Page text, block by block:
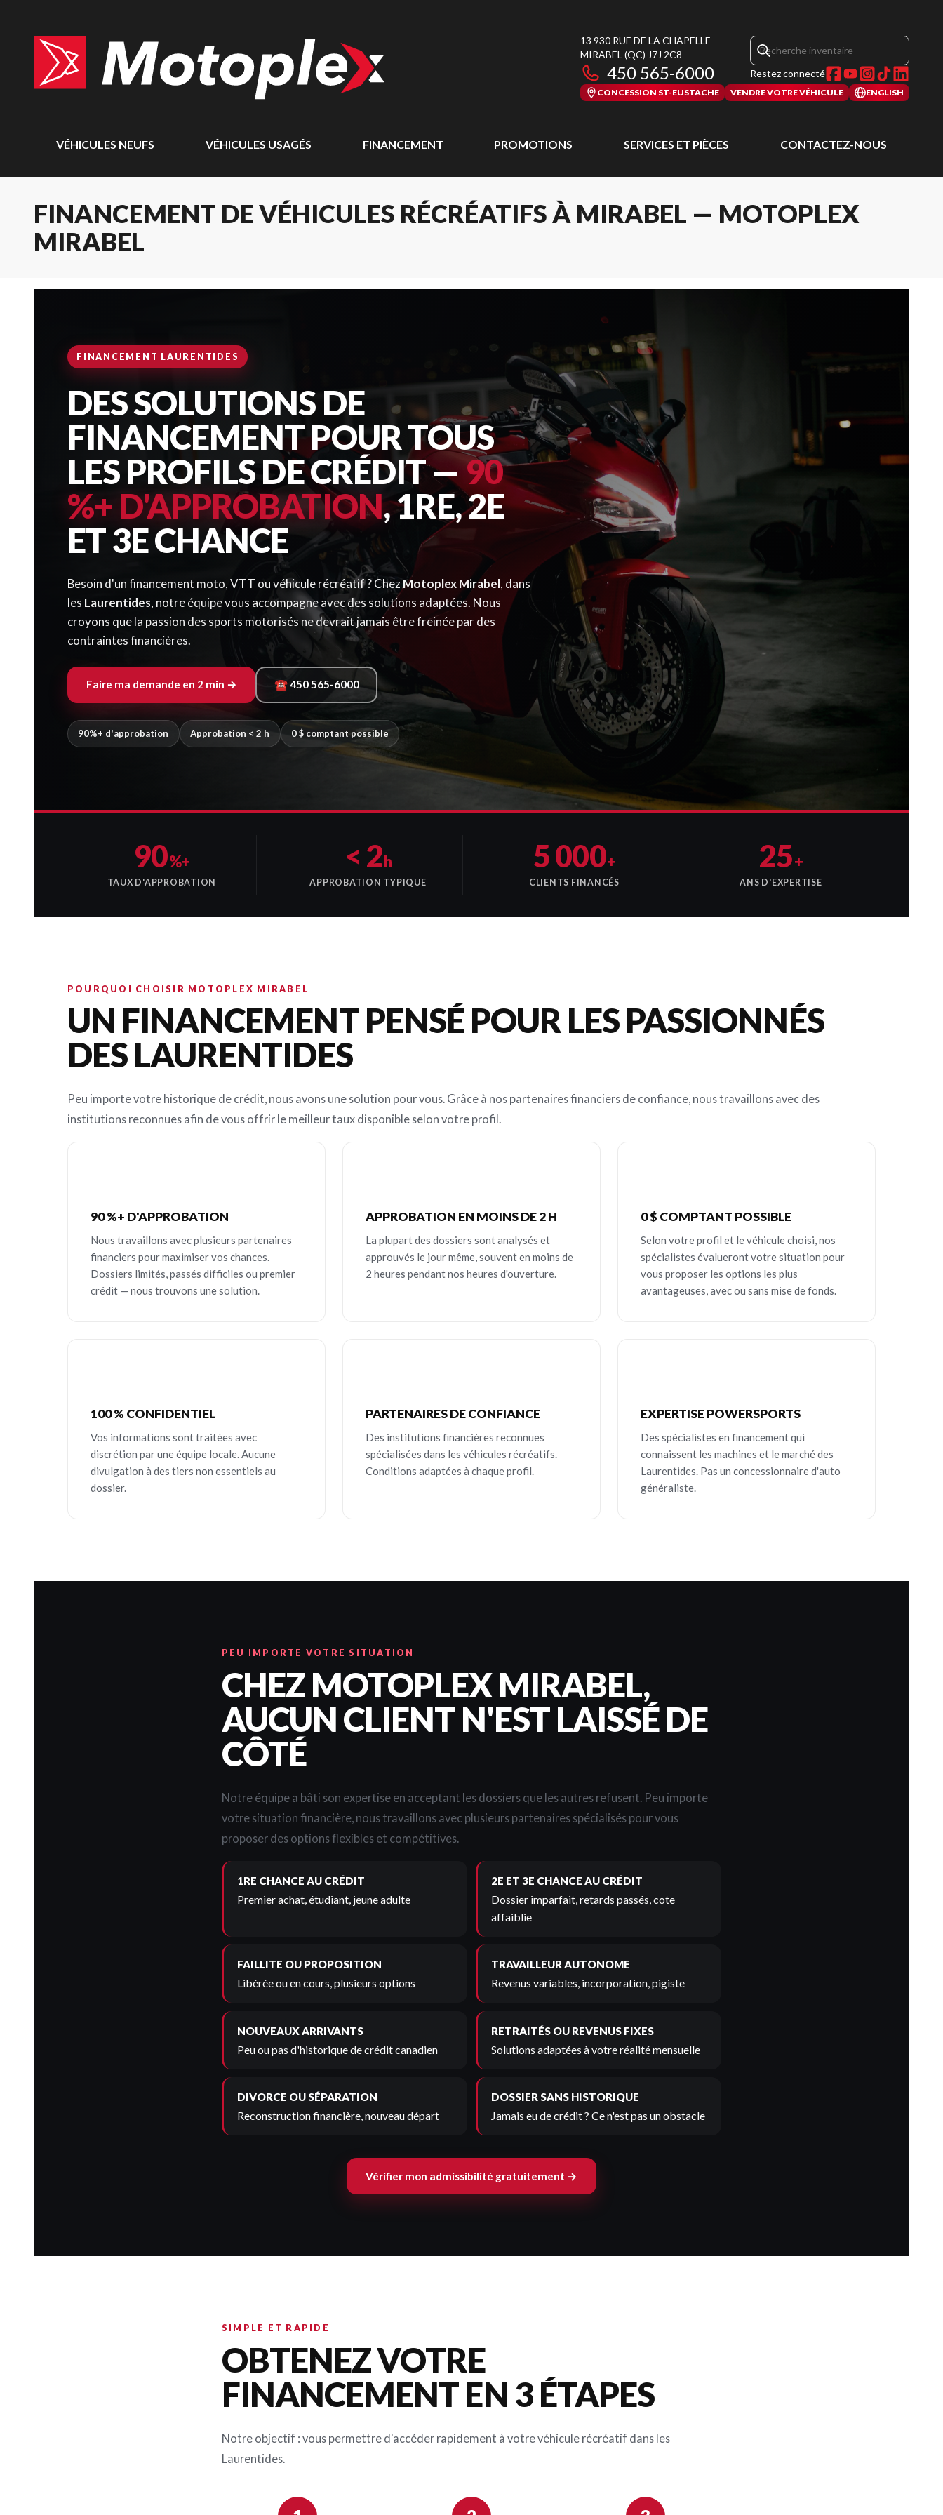
13 930 RUE DE LA CHAPELLE
MIRABEL (QC) J7J 2C8
450 565-6000 Restez connecté
CONCESSION ST-EUSTACHE VENDRE VOTRE VÉHICULE ENGLISH
VÉHICULES NEUFS VÉHICULES USAGÉS FINANCEMENT PROMOTIONS SERVICES ET PIÈCES CONTACTEZ-NOUS
FINANCEMENT DE VÉHICULES RÉCRÉATIFS À MIRABEL — MOTOPLEX
MIRABEL
FINANCEMENT LAURENTIDES
DES SOLUTIONS DE
FINANCEMENT POUR TOUS
LES PROFILS DE CRÉDIT —90
%+ D'APPROBATION, 1RE, 2E
ET 3E CHANCE
Besoin d'un financement moto, VTT ou véhicule récréatif ? ChezMotoplex Mirabel, dans
les Laurentides, notre équipe vous accompagne avec des solutions adaptées. Nous
croyons que la passion des sports motorisés ne devrait jamais être freinée par des
contraintes financières.
Faire ma demande en 2 min → ☎ 450 565-6000
90%+ d'approbation Approbation < 2 h 0 $ comptant possible
90%+
TAUX D'APPROBATION
< 2h
APPROBATION TYPIQUE
5 000+
CLIENTS FINANCÉS
25+
ANS D'EXPERTISE
POURQUOI CHOISIR MOTOPLEX MIRABEL
UN FINANCEMENT PENSÉ POUR LES PASSIONNÉS
DES LAURENTIDES
Peu importe votre historique de crédit, nous avons une solution pour vous. Grâce à nos partenaires financiers de confiance, nous travaillons avec des
institutions reconnues afin de vous offrir le meilleur taux disponible selon votre profil.
90 %+ D'APPROBATION
Nous travaillons avec plusieurs partenaires
financiers pour maximiser vos chances.
Dossiers limités, passés difficiles ou premier
crédit — nous trouvons une solution.
APPROBATION EN MOINS DE 2 H
La plupart des dossiers sont analysés et
approuvés le jour même, souvent en moins de
2 heures pendant nos heures d'ouverture.
0 $ COMPTANT POSSIBLE
Selon votre profil et le véhicule choisi, nos
spécialistes évalueront votre situation pour
vous proposer les options les plus
avantageuses, avec ou sans mise de fonds.
100 % CONFIDENTIEL
Vos informations sont traitées avec
discrétion par une équipe locale. Aucune
divulgation à des tiers non essentiels au
dossier.
PARTENAIRES DE CONFIANCE
Des institutions financières reconnues
spécialisées dans les véhicules récréatifs.
Conditions adaptées à chaque profil.
EXPERTISE POWERSPORTS
Des spécialistes en financement qui
connaissent les machines et le marché des
Laurentides. Pas un concessionnaire d'auto
généraliste.
PEU IMPORTE VOTRE SITUATION
CHEZ MOTOPLEX MIRABEL,
AUCUN CLIENT N'EST LAISSÉ DE
CÔTÉ
Notre équipe a bâti son expertise en acceptant les dossiers que les autres refusent. Peu importe
votre situation financière, nous travaillons avec plusieurs partenaires spécialisés pour vous
proposer des options flexibles et compétitives.
1RE CHANCE AU CRÉDIT
Premier achat, étudiant, jeune adulte
2E ET 3E CHANCE AU CRÉDIT
Dossier imparfait, retards passés, cote
affaiblie
FAILLITE OU PROPOSITION
Libérée ou en cours, plusieurs options
TRAVAILLEUR AUTONOME
Revenus variables, incorporation, pigiste
NOUVEAUX ARRIVANTS
Peu ou pas d'historique de crédit canadien
RETRAITÉS OU REVENUS FIXES
Solutions adaptées à votre réalité mensuelle
DIVORCE OU SÉPARATION
Reconstruction financière, nouveau départ
DOSSIER SANS HISTORIQUE
Jamais eu de crédit ? Ce n'est pas un obstacle
Vérifier mon admissibilité gratuitement →
SIMPLE ET RAPIDE
OBTENEZ VOTRE
FINANCEMENT EN 3 ÉTAPES
Notre objectif : vous permettre d'accéder rapidement à votre véhicule récréatif dans les
Laurentides.